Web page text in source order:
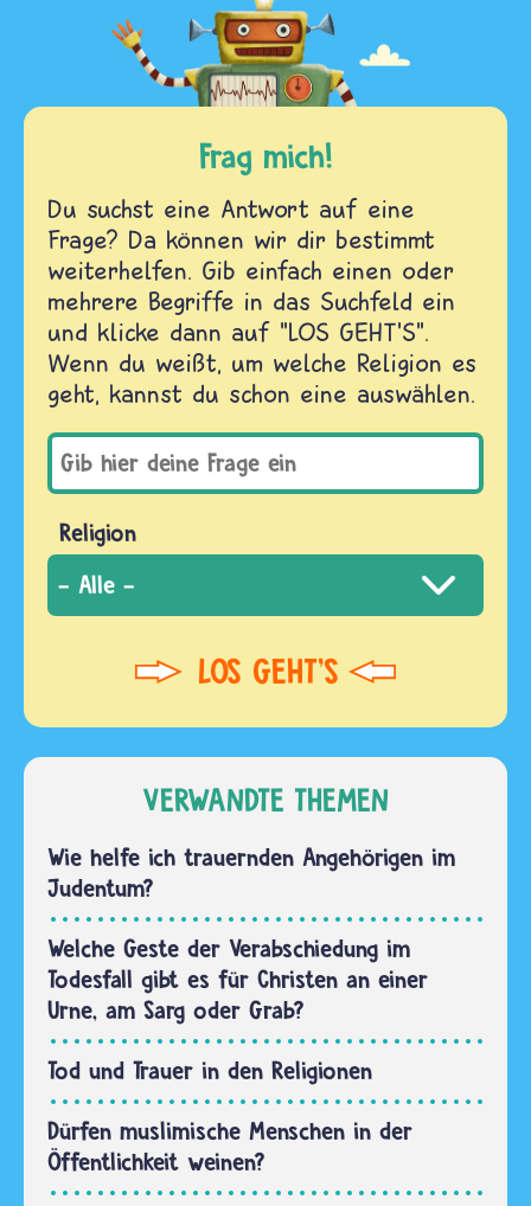
Frag mich!
Du suchst eine Antwort auf eine
Frage? Da können wir dir bestimmt
weiterhelfen. Gib einfach einen oder
mehrere Begriffe in das Suchfeld ein
und klicke dann auf "LOS GEHT'S".
Wenn du weißt, um welche Religion es
geht, kannst du schon eine auswählen.
Religion
VERWANDTE THEMEN
Wie helfe ich trauernden Angehörigen im
Judentum?
Welche Geste der Verabschiedung im
Todesfall gibt es für Christen an einer
Urne, am Sarg oder Grab?
Tod und Trauer in den Religionen
Dürfen muslimische Menschen in der
Öffentlichkeit weinen?